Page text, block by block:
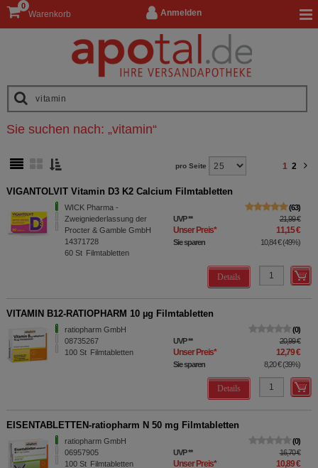
Anmelden
Warenkorb
0
Sie suchen nach: „vitamin“
pro Seite 1 2
VIGANTOLVIT Vitamin D3 K2 Calcium Filmtabletten
WICK Pharma -
Zweigniederlassung der
Procter & Gamble GmbH
14371728
60 St Filmtabletten
63
UVP** 21,99 €
Unser Preis* 11,15 €
Sie sparen 10,84 €(49%)
Details
VITAMIN B12-RATIOPHARM 10 µg Filmtabletten
ratiopharm GmbH
08735267
100 St Filmtabletten
0
UVP** 20,99 €
Unser Preis* 12,79 €
Sie sparen 8,20 €(39%)
Details
EISENTABLETTEN-ratiopharm N 50 mg Filmtabletten
ratiopharm GmbH
06957905
100 St Filmtabletten
0
UVP** 16,70 €
Unser Preis* 10,89 €